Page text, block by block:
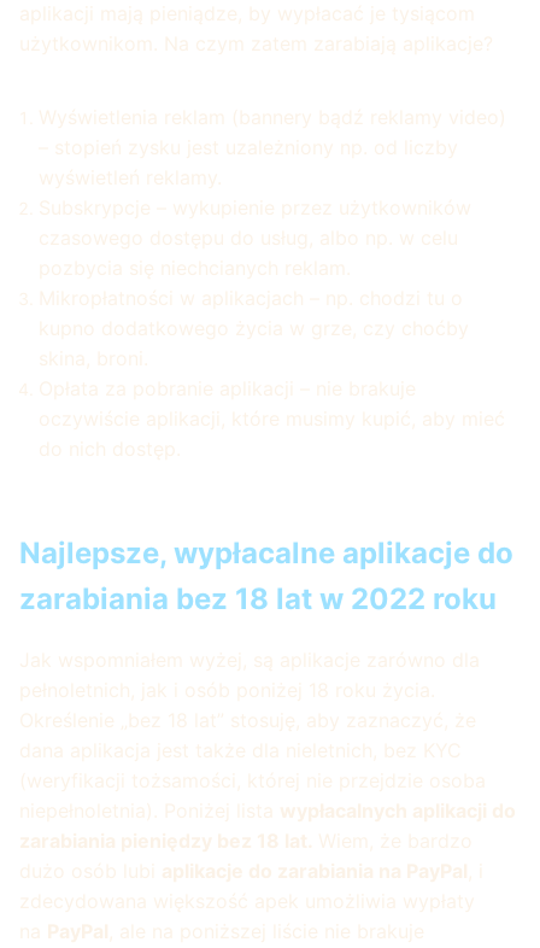
aplikacji mają pieniądze, by wypłacać je tysiącom
użytkownikom. Na czym zatem zarabiają aplikacje?
Wyświetlenia reklam (bannery bądź reklamy video)
– stopień zysku jest uzależniony np. od liczby
wyświetleń reklamy.
Subskrypcje – wykupienie przez użytkowników
czasowego dostępu do usług, albo np. w celu
pozbycia się niechcianych reklam.
Mikropłatności w aplikacjach – np. chodzi tu o
kupno dodatkowego życia w grze, czy choćby
skina, broni.
Opłata za pobranie aplikacji – nie brakuje
oczywiście aplikacji, które musimy kupić, aby mieć
do nich dostęp.
Najlepsze, wypłacalne aplikacje do
zarabiania bez 18 lat w 2022 roku
Jak wspomniałem wyżej, są aplikacje zarówno dla
pełnoletnich, jak i osób poniżej 18 roku życia.
Określenie „bez 18 lat” stosuję, aby zaznaczyć, że
dana aplikacja jest także dla nieletnich, bez KYC
(weryfikacji tożsamości, której nie przejdzie osoba
niepełnoletnia). Poniżej lista wypłacalnych aplikacji do
zarabiania pieniędzy bez 18 lat. Wiem, że bardzo
dużo osób lubi aplikacje do zarabiania na PayPal, i
zdecydowana większość apek umożliwia wypłaty
na PayPal, ale na poniższej liście nie brakuje